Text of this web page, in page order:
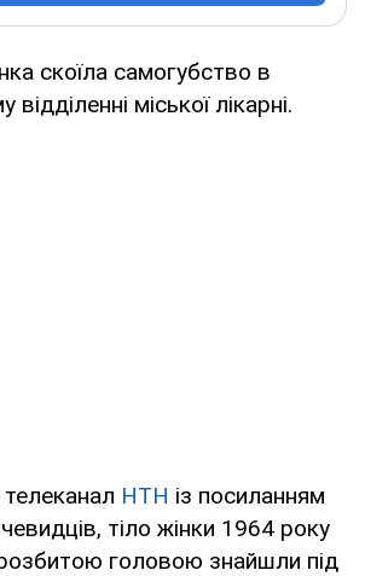
скоїла самогубство в
міської лікарні.
НТН із посиланням
тіло жінки 1964 року
головою знайшли під